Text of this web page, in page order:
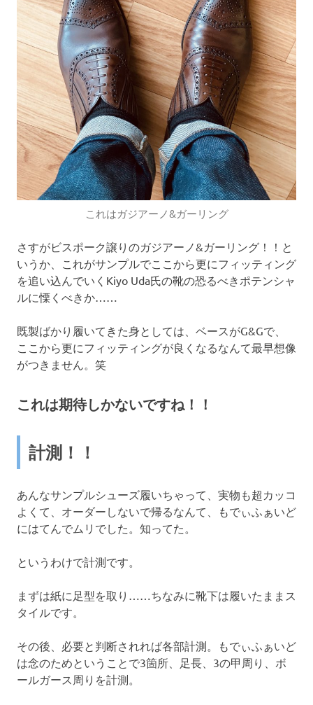
これはガジアーノ&ガーリング
さすがビスポーク譲りのガジアーノ&ガーリング！！と
いうか、これがサンプルでここから更にフィッティング
を追い込んでいくKiyo Uda氏の靴の恐るべきポテンシャ
ルに慄くべきか……
既製ばかり履いてきた身としては、ベースがG&Gで、
ここから更にフィッティングが良くなるなんて最早想像
がつきません。笑
これは期待しかないですね！！
計測！！
あんなサンプルシューズ履いちゃって、実物も超カッコ
よくて、オーダーしないで帰るなんて、もでぃふぁいど
にはてんでムリでした。知ってた。
というわけで計測です。
まずは紙に足型を取り……ちなみに靴下は履いたままス
タイルです。
その後、必要と判断されれば各部計測。もでぃふぁいど
は念のためということで3箇所、足長、3の甲周り、ボ
ールガース周りを計測。